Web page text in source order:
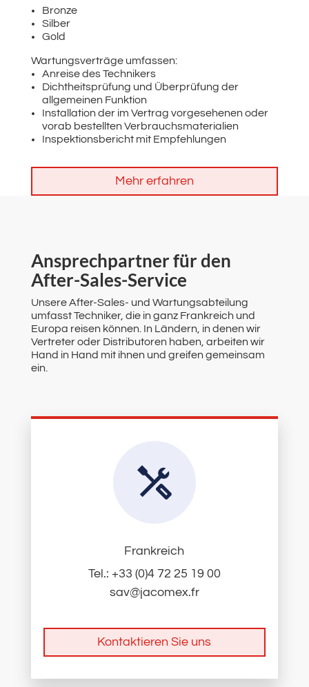
Bronze
Silber
Gold
Wartungsverträge umfassen:
Anreise des Technikers
Dichtheitsprüfung und Überprüfung der
allgemeinen Funktion
Installation der im Vertrag vorgesehenen oder
vorab bestellten Verbrauchsmaterialien
Inspektionsbericht mit Empfehlungen
Mehr erfahren
Ansprechpartner für den
After-Sales-Service
Unsere After-Sales- und Wartungsabteilung
umfasst Techniker, die in ganz Frankreich und
Europa reisen können. In Ländern, in denen wir
Vertreter oder Distributoren haben, arbeiten wir
Hand in Hand mit ihnen und greifen gemeinsam
ein.
Frankreich
Tel.: +33 (0)4 72 25 19 00​
sav@jacomex.fr
Kontaktieren Sie uns